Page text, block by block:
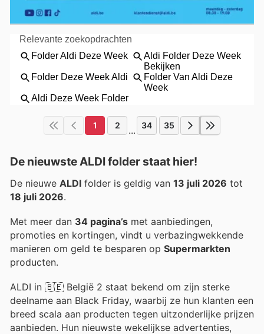
1 2 ... 34 35
De nieuwste ALDI folder staat hier!
De nieuwe ALDI folder is geldig van 13 juli 2026 tot
18 juli 2026.
Met meer dan 34 pagina’s met aanbiedingen,
promoties en kortingen, vindt u verbazingwekkende
manieren om geld te besparen op Supermarkten
producten.
ALDI in 🇧🇪 België 2 staat bekend om zijn sterke
deelname aan Black Friday, waarbij ze hun klanten een
breed scala aan producten tegen uitzonderlijke prijzen
aanbieden. Hun nieuwste wekelijkse advertenties,